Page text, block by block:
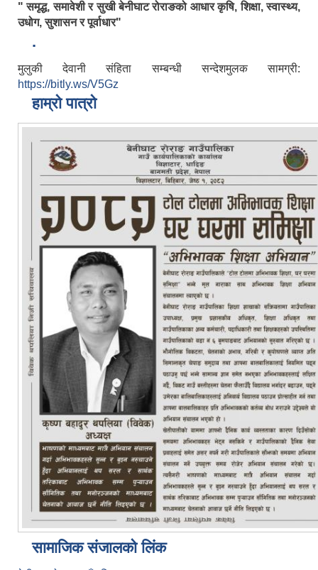
" समृद्ध, समावेशी र सुखी बेनीघाट रोराङको आधार कृषि, शिक्षा, स्वास्थ्य,
उधोग, सुशासन र पूर्वाधार"
.
मुलुकी देवानी संहिता सम्बन्धी सन्देशमुलक सामग्री:
https://bitly.ws/V5Gz
हाम्रो पात्रो
सामाजिक संजालको लिंक